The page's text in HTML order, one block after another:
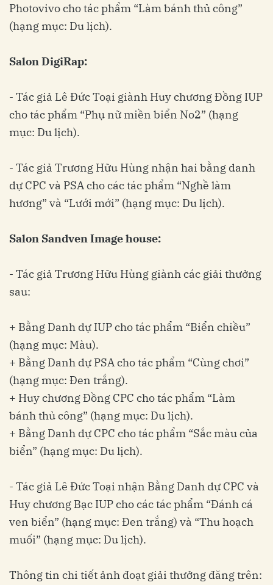
Photovivo cho tác phẩm “Làm bánh thủ công”
(hạng mục: Du lịch).
Salon DigiRap:
- Tác giả Lê Đức Toại giành Huy chương Đồng IUP
cho tác phẩm “Phụ nữ miền biển No2” (hạng
mục: Du lịch).
- Tác giả Trương Hữu Hùng nhận hai bằng danh
dự CPC và PSA cho các tác phẩm “Nghề làm
hương” và “Lưới mới” (hạng mục: Du lịch).
Salon Sandven Image house:
- Tác giả Trương Hữu Hùng giành các giải thưởng
sau:
+ Bằng Danh dự IUP cho tác phẩm “Biển chiều”
(hạng mục: Màu).
+ Bằng Danh dự PSA cho tác phẩm “Cùng chơi”
(hạng mục: Đen trắng).
+ Huy chương Đồng CPC cho tác phẩm “Làm
bánh thủ công” (hạng mục: Du lịch).
+ Bằng Danh dự CPC cho tác phẩm “Sắc màu của
biển” (hạng mục: Du lịch).
- Tác giả Lê Đức Toại nhận Bằng Danh dự CPC và
Huy chương Bạc IUP cho các tác phẩm “Đánh cá
ven biển” (hạng mục: Đen trắng) và “Thu hoạch
muối” (hạng mục: Du lịch).
Thông tin chi tiết ảnh đoạt giải thưởng đăng trên: